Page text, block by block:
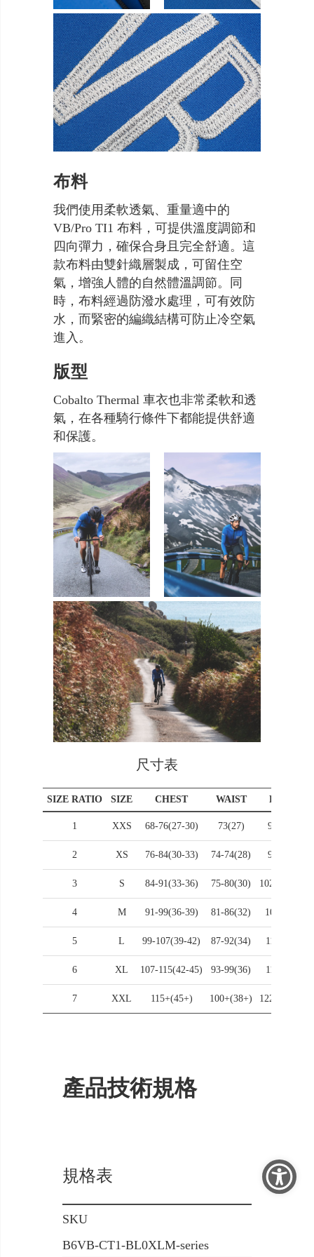
布料
我們使用柔軟透氣、重量適中的
VB/Pro TI1 布料，可提供溫度調節和
四向彈力，確保合身且完全舒適。這
款布料由雙針織層製成，可留住空
氣，增強人體的自然體溫調節。同
時，布料經過防潑水處理，可有效防
水，而緊密的編織結構可防止冷空氣
進入。
版型
Cobalto Thermal 車衣也非常柔軟和透
氣，在各種騎行條件下都能提供舒適
和保護。
尺寸表
SIZE RATIO SIZE CHEST WAIST HIPS
1 XXS 68-76(27-30) 73(27) 92(36)
2 XS 76-84(30-33) 74-74(28) 97(38)
3 S 84-91(33-36) 75-80(30) 102_ls(40)
4 M 91-99(36-39) 81-86(32) 107(42)
5 L 99-107(39-42) 87-92(34) 112(44)
6 XL 107-115(42-45) 93-99(36) 117(46)
7 XXL 115+(45+) 100+(38+) 122+(48+)
產品技術規格
規格表
SKU
B6VB-CT1-BL0XLM-series